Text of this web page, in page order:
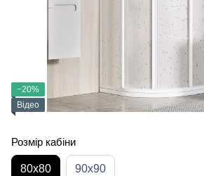
−20%
Відео
Розмір кабіни
80х80 90х90